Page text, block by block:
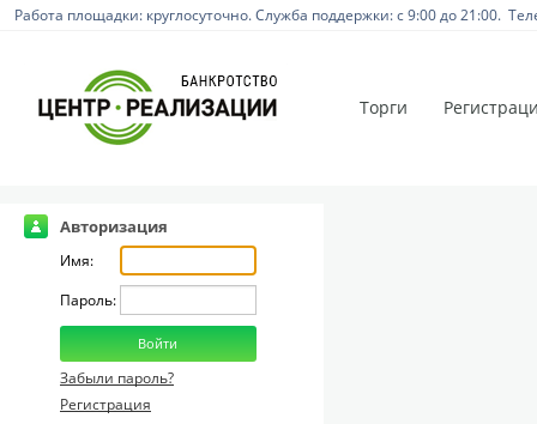
Работа площадки: круглосуточно. Служба поддержки: с 9:00 до 21:00.
Торги
Авторизация
Имя:
Пароль:
Забыли пароль?
Регистрация